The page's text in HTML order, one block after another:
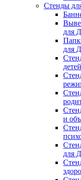
Стенды
для
для
и
для